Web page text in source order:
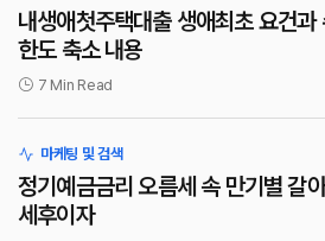
내생애첫주택대출 생애최초 요건과
한도 축소 내용
7 Min Read
마케팅 및 검색
정기예금금리 오름세 속 만기별 갈
세후이자